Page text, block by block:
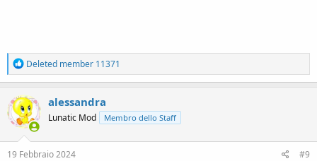
R
e
a
c
t
i
o
n
s
Deleted member 11371
alessandra
Lunatic Mod Membro dello Staff
19 Febbraio 2024 #9